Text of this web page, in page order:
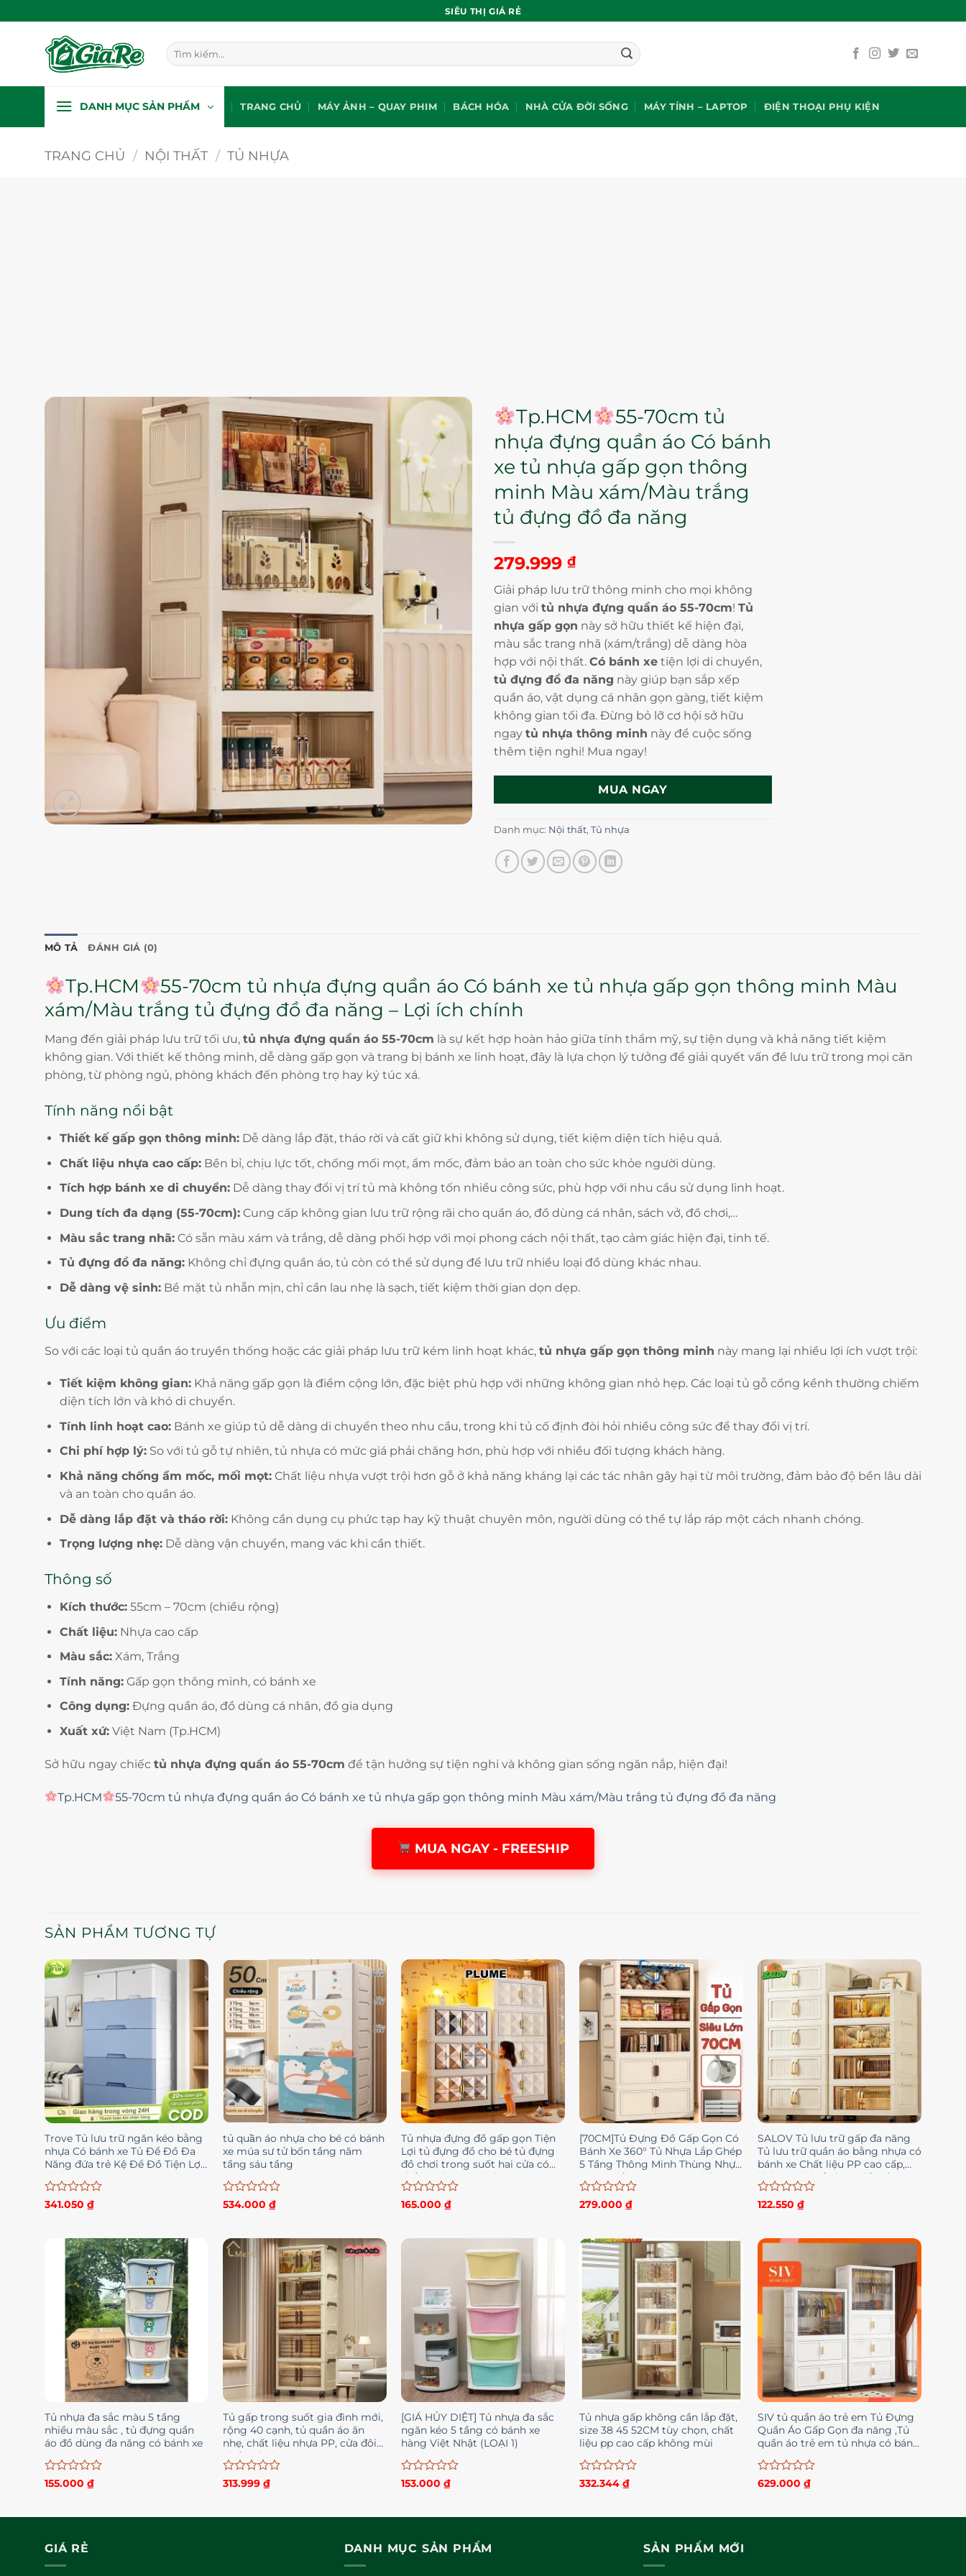
qua
SIÊU THỊ GIÁ RẺ
Tìm
kiếm:
DANH MỤC SẢN PHẨM TRANG CHỦ MÁY ẢNH – QUAY PHIM BÁCH HÓA NHÀ CỬA ĐỜI SỐNG MÁY TÍNH – LAPTOP ĐIỆN THOẠI PHỤ KIỆN
TRANG CHỦ / NỘI THẤT / TỦ NHỰA
Tp.HCM
55-70cm tủ
nhựa đựng quần áo Có bánh
xe tủ nhựa gấp gọn thông
minh Màu xám/Màu trắng
tủ đựng đồ đa năng
279.999 ₫
Giải pháp lưu trữ thông minh cho mọi không
gian với tủ nhựa đựng quần áo 55-70cm! Tủ
nhựa gấp gọn này sở hữu thiết kế hiện đại,
màu sắc trang nhã (xám/trắng) dễ dàng hòa
hợp với nội thất. Có bánh xe tiện lợi di chuyển,
tủ đựng đồ đa năng này giúp bạn sắp xếp
quần áo, vật dụng cá nhân gọn gàng, tiết kiệm
không gian tối đa. Đừng bỏ lỡ cơ hội sở hữu
ngay tủ nhựa thông minh này để cuộc sống
thêm tiện nghi! Mua ngay!
MUA NGAY
Danh mục: Nội thất, Tủ nhựa
MÔ TẢ ĐÁNH GIÁ (0)
Tp.HCM
55-70cm tủ nhựa đựng quần áo Có bánh xe tủ nhựa gấp gọn thông minh Màu
xám/Màu trắng tủ đựng đồ đa năng – Lợi ích chính
Mang đến giải pháp lưu trữ tối ưu, tủ nhựa đựng quần áo 55-70cm là sự kết hợp hoàn hảo giữa tính thẩm mỹ, sự tiện dụng và khả năng tiết kiệm
không gian. Với thiết kế thông minh, dễ dàng gấp gọn và trang bị bánh xe linh hoạt, đây là lựa chọn lý tưởng để giải quyết vấn đề lưu trữ trong mọi căn
phòng, từ phòng ngủ, phòng khách đến phòng trọ hay ký túc xá.
Tính năng nổi bật
Thiết kế gấp gọn thông minh:Dễ dàng lắp đặt, tháo rời và cất giữ khi không sử dụng, tiết kiệm diện tích hiệu quả.
Chất liệu nhựa cao cấp:Bền bỉ, chịu lực tốt, chống mối mọt, ẩm mốc, đảm bảo an toàn cho sức khỏe người dùng.
Tích hợp bánh xe di chuyển:Dễ dàng thay đổi vị trí tủ mà không tốn nhiều công sức, phù hợp với nhu cầu sử dụng linh hoạt.
Dung tích đa dạng (55-70cm):Cung cấp không gian lưu trữ rộng rãi cho quần áo, đồ dùng cá nhân, sách vở, đồ chơi,…
Màu sắc trang nhã:Có sẵn màu xám và trắng, dễ dàng phối hợp với mọi phong cách nội thất, tạo cảm giác hiện đại, tinh tế.
Tủ đựng đồ đa năng:Không chỉ đựng quần áo, tủ còn có thể sử dụng để lưu trữ nhiều loại đồ dùng khác nhau.
Dễ dàng vệ sinh:Bề mặt tủ nhẵn mịn, chỉ cần lau nhẹ là sạch, tiết kiệm thời gian dọn dẹp.
Ưu điểm
So với các loại tủ quần áo truyền thống hoặc các giải pháp lưu trữ kém linh hoạt khác, tủ nhựa gấp gọn thông minh này mang lại nhiều lợi ích vượt trội:
Tiết kiệm không gian:Khả năng gấp gọn là điểm cộng lớn, đặc biệt phù hợp với những không gian nhỏ hẹp. Các loại tủ gỗ cồng kềnh thường chiếm
diện tích lớn và khó di chuyển.
Tính linh hoạt cao:Bánh xe giúp tủ dễ dàng di chuyển theo nhu cầu, trong khi tủ cố định đòi hỏi nhiều công sức để thay đổi vị trí.
Chi phí hợp lý:So với tủ gỗ tự nhiên, tủ nhựa có mức giá phải chăng hơn, phù hợp với nhiều đối tượng khách hàng.
Khả năng chống ẩm mốc, mối mọt:Chất liệu nhựa vượt trội hơn gỗ ở khả năng kháng lại các tác nhân gây hại từ môi trường, đảm bảo độ bền lâu dài
và an toàn cho quần áo.
Dễ dàng lắp đặt và tháo rời:Không cần dụng cụ phức tạp hay kỹ thuật chuyên môn, người dùng có thể tự lắp ráp một cách nhanh chóng.
Trọng lượng nhẹ:Dễ dàng vận chuyển, mang vác khi cần thiết.
Thông số
Kích thước:55cm – 70cm (chiều rộng)
Chất liệu:Nhựa cao cấp
Màu sắc:Xám, Trắng
Tính năng:Gấp gọn thông minh, có bánh xe
Công dụng:Đựng quần áo, đồ dùng cá nhân, đồ gia dụng
Xuất xứ:Việt Nam (Tp.HCM)
Sở hữu ngay chiếc tủ nhựa đựng quần áo 55-70cm để tận hưởng sự tiện nghi và không gian sống ngăn nắp, hiện đại!
Tp.HCM 55-70cm tủ nhựa đựng quần áo Có bánh xe tủ nhựa gấp gọn thông minh Màu xám/Màu trắng tủ đựng đồ đa năng
MUA NGAY - FREESHIP
SẢN PHẨM TƯƠNG TỰ
Trove Tủ lưu trữ ngăn kéo bằng
nhựa Có bánh xe Tủ Để Đồ Đa
Năng đứa trẻ Kệ Để Đồ Tiện Lợi
Khóa
Được
341.050 ₫
tủ quần áo nhựa cho bé có bánh
xe múa sư tử bốn tầng năm
tầng sáu tầng
Được
0
5
sao
534.000 ₫
Tủ nhựa đựng đồ gấp gọn Tiện
Lợi tủ đựng đồ cho bé tủ đựng
đồ chơi trong suốt hai cửa có
thể gập lại Có Bánh Xe 360°
Được
0
165.000 ₫
[70CM]Tủ Đựng Đồ Gấp Gọn Có
Bánh Xe 360° Tủ Nhựa Lắp Ghép
5 Tầng Thông Minh Thùng Nhựa
Đựng Đồ Đa Năng Đa Kích
Thước
Được
0
5
sao
279.000 ₫
SALOV Tủ lưu trữ gấp đa năng
Tủ lưu trữ quần áo bằng nhựa có
bánh xe Chất liệu PP cao cấp,
không mùi Tủ đựng đồ gấp
Được
0
5
sao
122.550 ₫
Tủ nhựa đa sắc màu 5 tầng
nhiều màu sắc , tủ đựng quần
áo đồ dùng đa năng có bánh xe
Được
0
155.000 ₫
Tủ gấp trong suốt gia đình mới,
rộng 40 cạnh, tủ quần áo ăn
nhẹ, chất liệu nhựa PP, cửa đôi
chống bụi
Được
0
313.999 ₫
[GIÁ HỦY DIỆT] Tủ nhựa đa sắc
ngăn kéo 5 tầng có bánh xe
hàng Việt Nhật (LOẠI 1)
Được
0
153.000 ₫
Tủ nhựa gấp không cần lắp đặt,
size 38 45 52CM tùy chọn, chất
liệu pp cao cấp không mùi
Được
0
332.344 ₫
SIV tủ quần áo trẻ em Tủ Đựng
Quần Áo Gấp Gọn đa năng ,Tủ
quần áo trẻ em tủ nhựa có bánh
Được
0
629.000 ₫
GIÁ RẺ DANH MỤC SẢN PHẨM SẢN PHẨM MỚI